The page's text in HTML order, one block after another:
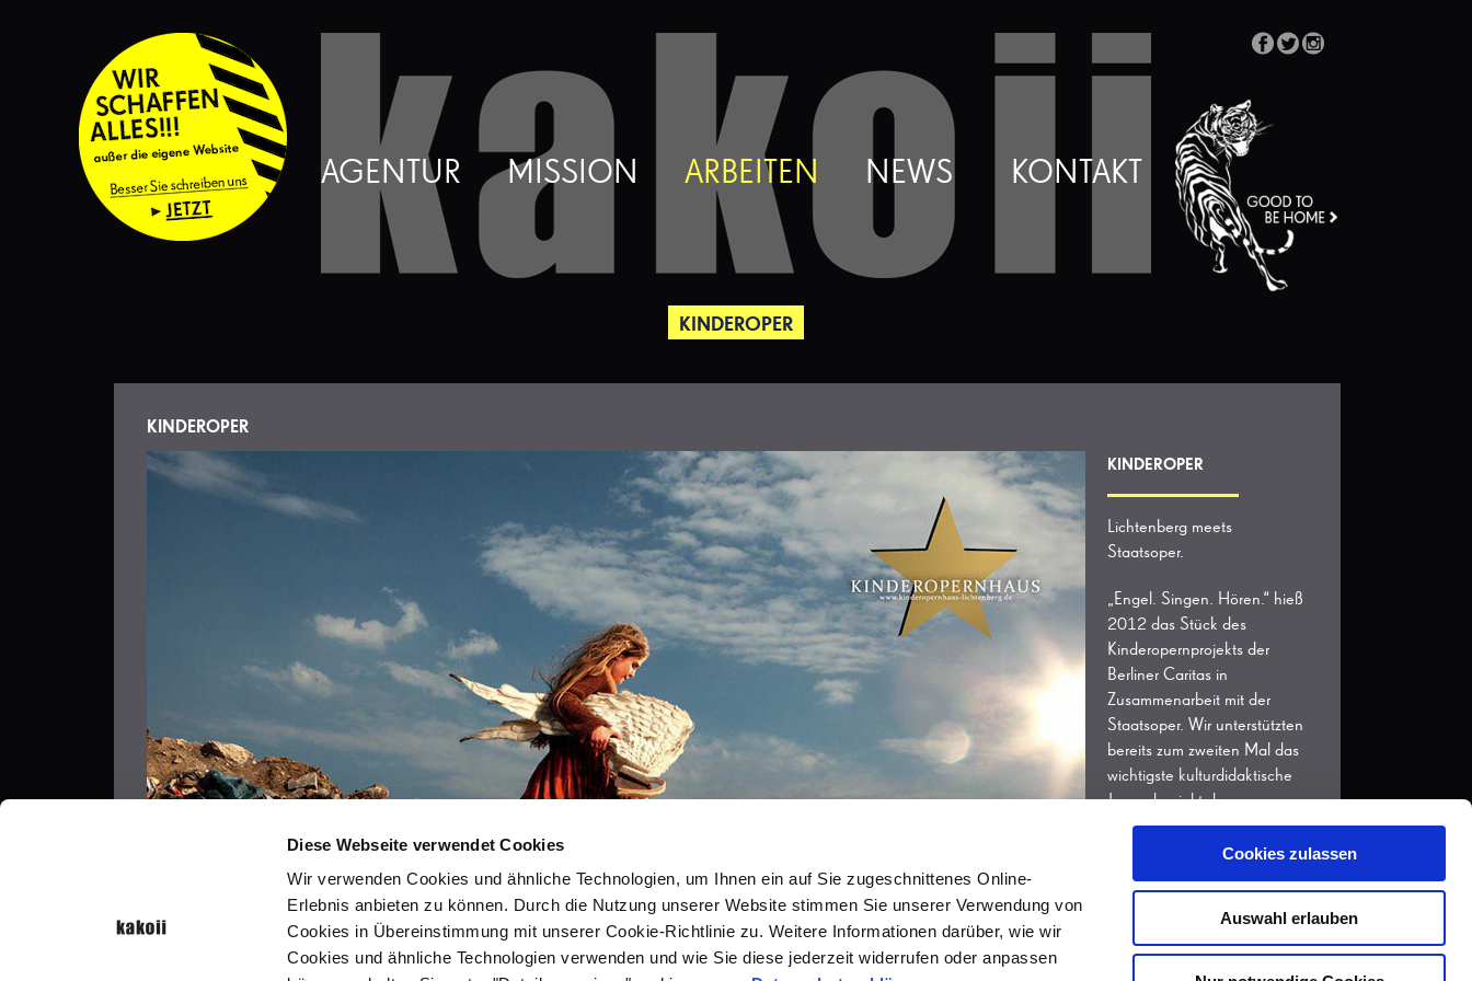
Diese Webseite verwendet Cookies
Wir verwenden Cookies und ähnliche Technologien, um Ihnen ein auf Sie zugeschnittenes Online-
Erlebnis anbieten zu können. Durch die Nutzung unserer Website stimmen Sie unserer Verwendung von
Cookies in Übereinstimmung mit unserer Cookie-Richtlinie zu. Weitere Informationen darüber, wie wir
Cookies und ähnliche Technologien verwenden und wie Sie diese jederzeit widerrufen oder anpassen
Cookies zulassen
Auswahl erlauben
AGENTUR MISSION ARBEITEN NEWS KONTAKT
KINDEROPER
KINDEROPER
KINDEROPER
Lichtenberg meets
Staatsoper.
„Engel. Singen. Hören.“ hieß
2012 das Stück des
Kinderopernprojekts der
Berliner Caritas in
Zusammenarbeit mit der
Staatsoper. Wir unterstützten
bereits zum zweiten Mal das
wichtigste kulturdidaktische
Jugendprojekt der
Hauptstadt mit einer